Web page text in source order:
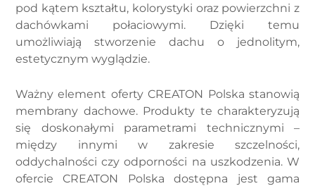
pod kątem kształtu, kolorystyki oraz powierzchni z
dachówkami połaciowymi. Dzięki temu
umożliwiają stworzenie dachu o jednolitym,
estetycznym wyglądzie.
Ważny element oferty CREATON Polska stanowią
membrany dachowe. Produkty te charakteryzują
się doskonałymi parametrami technicznymi –
między innymi w zakresie szczelności,
oddychalności czy odporności na uszkodzenia. W
ofercie CREATON Polska dostępna jest gama